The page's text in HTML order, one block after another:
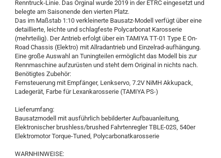
Renntruck-Linie. Das Orginal wurde 2019 in der ETRC eingesetzt und
belegte am Saisonende den vierten Platz.
Das im Maßstab 1:10 verkleinerte Bausatz-Modell verfügt über eine
detaillierte, leichte und schlagfeste Polycarbonat Karosserie
(mehrteilig). Der Antrieb erfolgt über ein TAMIYA TT-01 Type E On-
Road Chassis (Elektro) mit Allradantrieb und Einzelrad-aufhängung.
Eine große Auswahl an Tuningteilen ermöglicht das Modell bis zur
Rennmaschine aufzurüsten und steht dem Original in nichts nach.
Benötigtes Zubehör:
Fernsteuerung mit Empfänger, Lenkservo, 7.2V NiMH Akkupack,
Ladegerät, Farbe für Lexankarosserie (TAMIYA PS-)
Lieferumfang:
Bausatzmodell mit ausführlich bebilderter Aufbauanleitung,
Elektronischer brushless/brushed Fahrtenregler TBLE-02S, 540er
Elektromotor Torque-Tuned, Polycarbonatkarosserie
WARNHINWEISE: